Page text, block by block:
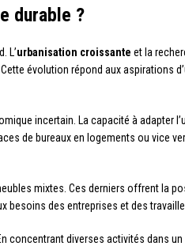
durable ?
L’urbanisation croissante et la
évolution répond aux aspirations
incertain. La capacité à adapter
de bureaux en logements ou vice
mixtes. Ces derniers offrent la
besoins des entreprises et des
concentrant diverses activités dans